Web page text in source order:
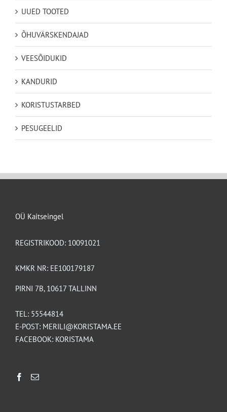
UUED TOOTED
ÕHUVÄRSKENDAJAD
VEESÕIDUKID
KANDURID
KORISTUSTARBED
PESUGEELID
OÜ Kaitseingel
REGISTRIKOOD: 10091021
KMKR NR: EE100179187
PIRNI 7B, 10617 TALLINN
TEL: 55544814
E-POST: MERILI@KORISTAMA.EE
FACEBOOK: KORISTAMA